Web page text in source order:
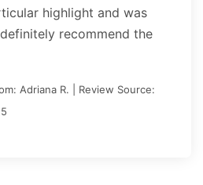
highlight and was
recommend the
Adriana R. | Review Source: